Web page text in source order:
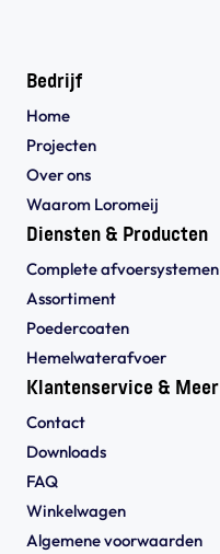
Bedrijf
Home
Projecten
Over ons
Waarom Loromeij
Diensten & Producten
Complete afvoersystemen
Assortiment
Poedercoaten
Hemelwaterafvoer
Klantenservice & Meer
Contact
Downloads
FAQ
Winkelwagen
Algemene voorwaarden